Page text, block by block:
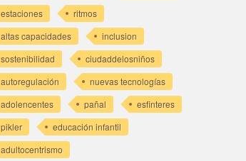
estaciones
ritmos
altas capacidades
inclusion
sostenibilidad
ciudaddelosniños
autoregulación
nuevas tecnologías
adolencentes
pañal
esfinteres
pikler
educación infantil
adultocentrismo